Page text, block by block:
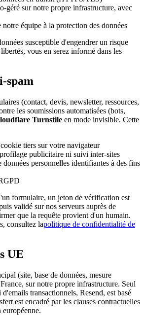
géré sur notre propre infrastructure, avec
notre équipe à la protection des données
susceptible d'engendrer un risque
vous en serez informé dans les
spam
(contact, devis, newsletter, ressources,
les soumissions automatisées (bots,
Turnstile en mode invisible. Cette
tiers sur votre navigateur
publicitaire ni suivi inter-sites
données personnelles identifiantes à des fins
formulaire, un jeton de vérification est
validé sur nos serveurs auprès de
que la requête provient d'un humain.
consultez lapolitique de confidentialité de
UE
(site, base de données, mesure
sur notre propre infrastructure. Seul
transactionnels, Resend, est basé
est encadré par les clauses contractuelles